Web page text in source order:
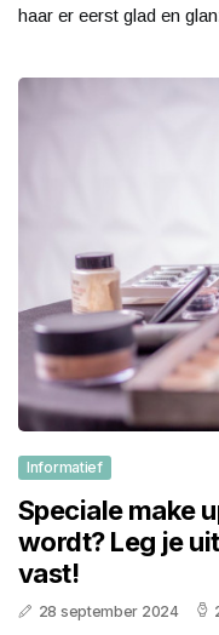
haar er eerst glad en
Informatief
Speciale make
wordt? Leg je
vast!
28 september 2024